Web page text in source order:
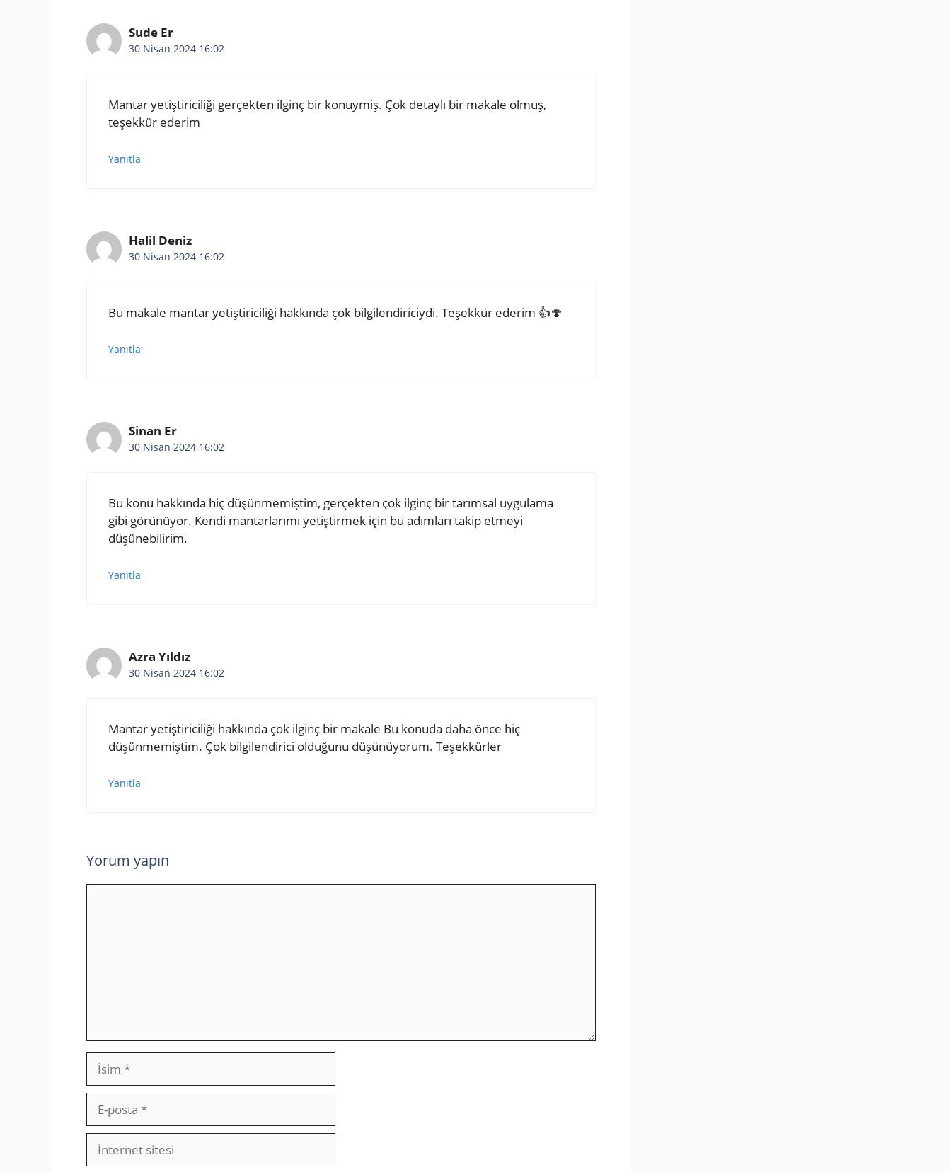
Sude Er
30 Nisan 2024 16:02
Mantar yetiştiriciliği gerçekten ilginç bir konuymiş. Çok detaylı bir makale olmuş,
teşekkür ederim
Yanıtla
Halil Deniz
30 Nisan 2024 16:02
Bu makale mantar yetiştiriciliği hakkında çok bilgilendiriciydi. Teşekkür ederim 👍🍄
Yanıtla
Sinan Er
30 Nisan 2024 16:02
Bu konu hakkında hiç düşünmemiştim, gerçekten çok ilginç bir tarımsal uygulama
gibi görünüyor. Kendi mantarlarımı yetiştirmek için bu adımları takip etmeyi
düşünebilirim.
Yanıtla
Azra Yıldız
30 Nisan 2024 16:02
Mantar yetiştiriciliği hakkında çok ilginç bir makale Bu konuda daha önce hiç
düşünmemiştim. Çok bilgilendirici olduğunu düşünüyorum. Teşekkürler
Yanıtla
Yorum yapın
İsim
posta
İnternet
sitesi